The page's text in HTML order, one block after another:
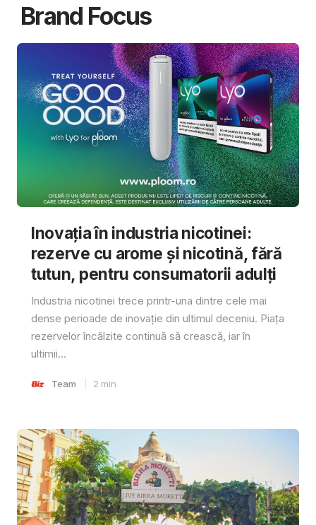
Brand Focus
Inovația în industria nicotinei:
rezerve cu arome și nicotină, fără
tutun, pentru consumatorii adulți
Industria nicotinei trece printr-una dintre cele mai
dense perioade de inovație din ultimul deceniu. Piața
rezervelor încălzite continuă să crească, iar în
ultimii...
Team 2 min